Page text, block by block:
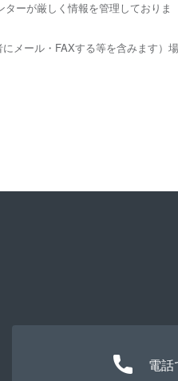
ーが厳しく情報を管理しておりま
メール・FAXする等を含みます）
電話